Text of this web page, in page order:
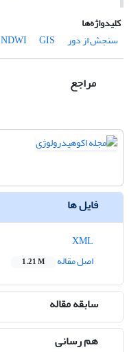
کلیدواژه‌ها
سنجش از دور
NDWI GIS
مراجع
فایل ها
اصل مقاله
1.21 M
سابقه مقاله
هم رسانی